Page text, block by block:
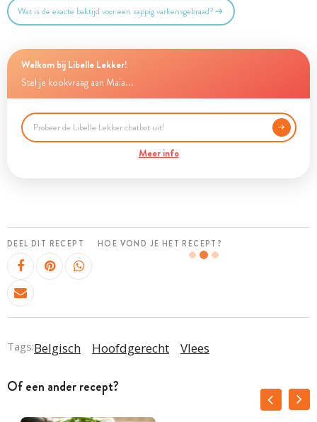
Wat is de exacte baktijd voor een sappig varkensgebraad?
Welkom bij Libelle Lekker!
Stel je kookvraag aan Maia...
Meer info
DEEL DIT RECEPT HOE VOND JE HET RECEPT?
Tags:Belgisch Hoofdgerecht Vlees
Of een ander recept?